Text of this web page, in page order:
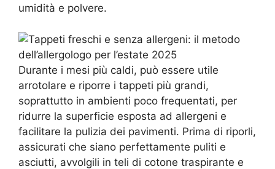
umidità e polvere.
Durante i mesi più caldi, può essere utile
arrotolare e riporre i tappeti più grandi,
soprattutto in ambienti poco frequentati, per
ridurre la superficie esposta ad allergeni e
facilitare la pulizia dei pavimenti. Prima di riporli,
assicurati che siano perfettamente puliti e
asciutti, avvolgili in teli di cotone traspirante e